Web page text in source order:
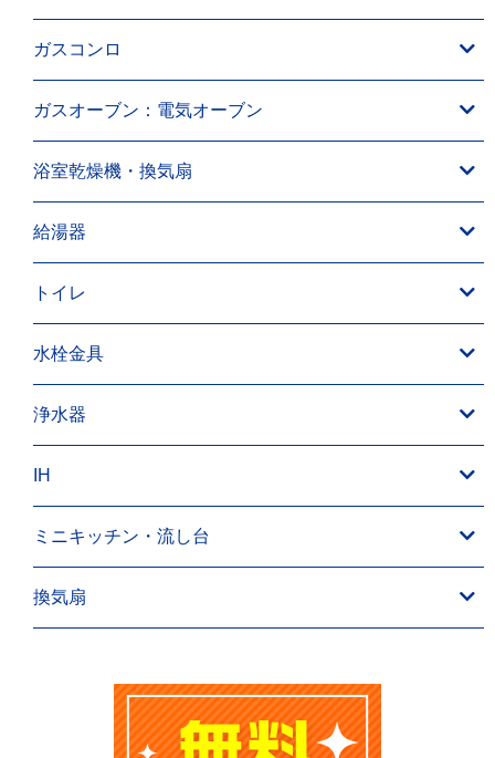
ガスコンロ
ガスオーブン：電気オーブン
浴室乾燥機・換気扇
給湯器
トイレ
水栓金具
浄水器
IH
ミニキッチン・流し台
換気扇